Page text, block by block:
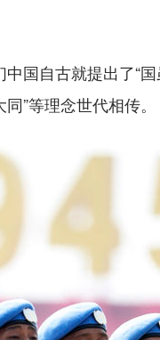
自古就提出了“国
”等理念世代相传。